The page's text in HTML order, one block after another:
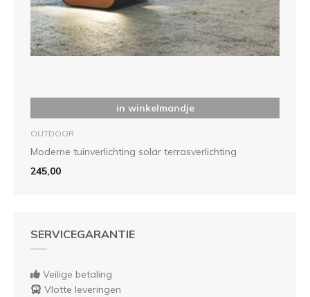
in winkelmandje
OUTDOOR
Moderne tuinverlichting solar terrasverlichting
245,00
SERVICEGARANTIE
Veilige betaling
Vlotte leveringen